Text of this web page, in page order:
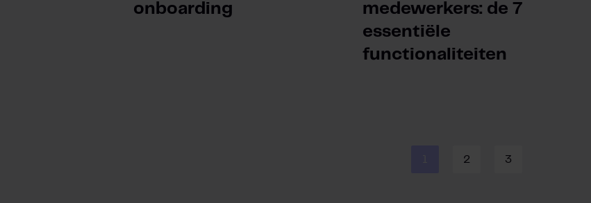
onboarding
medewerkers: de 7
essentiële
functionaliteiten
2 3